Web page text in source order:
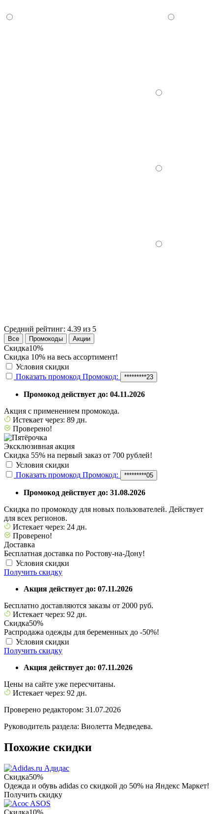
Средний рейтинг: 4.39 из 5
Все Промокоды Акции
Скидка10%
Скидка 10% на весь ассортимент!
Условия скидки
Показать промокод Промокод: *********23
Промокод действует до: 04.11.2026
Акция с применением промокода.
Истекает через: 89 дн.
Проверено!
Эксклюзивная акция
Скидка 55% на первый заказ от 700 рублей!
Условия скидки
Показать промокод Промокод: *********05
Промокод действует до: 31.08.2026
Скидка по промокоду для новых пользователей. Действует
для всех регионов.
Истекает через: 24 дн.
Проверено!
Доставка
Бесплатная доставка по Ростову-на-Дону!
Условия скидки
Получить скидку
Акция действует до: 07.11.2026
Бесплатно доставляются заказы от 2000 руб.
Истекает через: 92 дн.
Скидка50%
Распродажа одежды для беременных до -50%!
Условия скидки
Получить скидку
Акция действует до: 07.11.2026
Цены на сайте уже пересчитаны.
Истекает через: 92 дн.
Проверено редактором: 31.07.2026
Руководитель раздела: Виолетта Медведева.
Похожие скидки
Адидас
Скидка50%
Одежда и обувь adidas со скидкой до 50% на Яндекс Маркет!
Получить скидку
ASOS
Скидка10%